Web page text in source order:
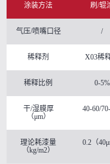
涂装方法 刷/辊
气压/喷嘴口径 /
稀释剂 X03稀
稀释比例 0-5%
干/湿膜厚
（μm）
40-60/
理论耗漆量
（kg/m2）
0.2（